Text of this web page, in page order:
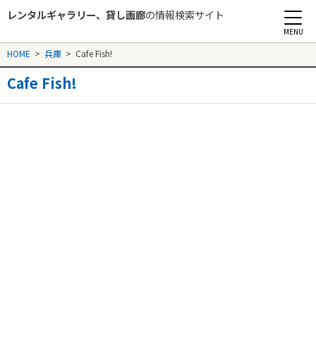
レンタルギャラリー、貸し画廊の情報検索サイト
Rental Gallery jp
HOME > 兵庫 > Cafe Fish!
Cafe Fish!